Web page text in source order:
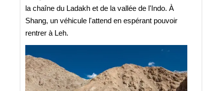
la chaîne du Ladakh et de la vallée de l'Indo. À
Shang, un véhicule l'attend en espérant pouvoir
rentrer à Leh.